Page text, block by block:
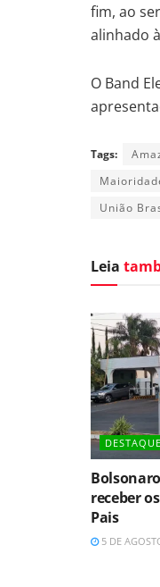
fim, ao
alinhado
O Band
Tags:
União
Leia
DESTAQUE
receber
Pais
5 DE